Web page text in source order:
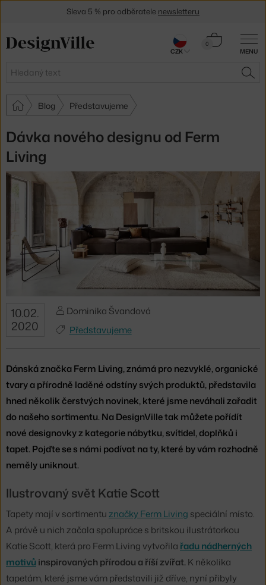
MENU
Hledat
0
Košík
Blog Představujeme
Dávka nového designu od Ferm
Living
10.02.
2020
Dominika Švandová
Představujeme
Dánská značka Ferm Living, známá pro nezvyklé, organické
tvary a přírodně laděné odstíny svých produktů, představila
hned několik čerstvých novinek, které jsme neváhali zařadit
do našeho sortimentu. Na DesignVille tak můžete pořídít
nové designovky z kategorie nábytku, svítidel, doplňků i
tapet. Pojďte se s námi podívat na ty, které by vám rozhodně
neměly uniknout.
Ilustrovaný svět Katie Scott
Tapety mají v sortimentuznačky Ferm Living speciální místo.
A právě u nich začala spolupráce s britskou ilustrátorkou
Katie Scott, která pro Ferm Living vytvořila řadu nádherných
motivůinspirovaných přírodou a říší zvířat. K několika
tapetám, které jsme vám představili již dříve, nyní přibyly
30 dní na vrácení zboží
CZK